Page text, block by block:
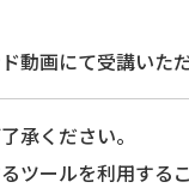
画にて受講いただ
承ください。
ツールを利用する